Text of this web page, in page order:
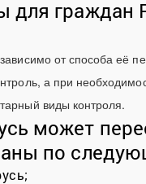
для граждан
от способа её
а при
виды контроля.
может
по